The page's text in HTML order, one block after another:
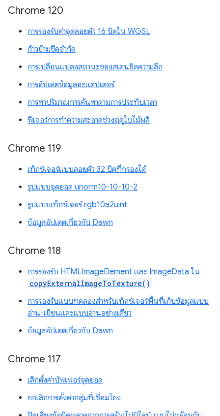
Chrome 120
การรองรับค่าจุดลอยตัว 16 บิตใน WGSL
ก้าวข้ามขีดจำกัด
การเปลี่ยนแปลงสถานะของสเตนซิลความลึก
การอัปเดตข้อมูลอะแดปเตอร์
การหาปริมาณการค้นหาตามการประทับเวลา
ฟีเจอร์การทำความสะอาดช่วงฤดูใบไม้ผลิ
Chrome 119
เท็กซ์เจอร์แบบลอยตัว 32 บิตที่กรองได้
รูปแบบจุดยอด unorm10-10-10-2
รูปแบบเท็กซ์เจอร์ rgb10a2uint
ข้อมูลอัปเดตเกี่ยวกับ Dawn
Chrome 118
การรองรับ HTMLImageElement และ ImageData ใน
copyExternalImageToTexture()
การรองรับแบบทดลองสำหรับเท็กซ์เจอร์พื้นที่เก็บข้อมูลแบบ
อ่าน-เขียนและแบบอ่านอย่างเดียว
ข้อมูลอัปเดตเกี่ยวกับ Dawn
Chrome 117
เลิกตั้งค่าบัฟเฟอร์จุดยอด
ยกเลิกการตั้งค่ากลุ่มที่เชื่อมโยง